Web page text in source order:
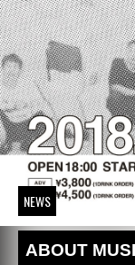
NEWS
ABOUT